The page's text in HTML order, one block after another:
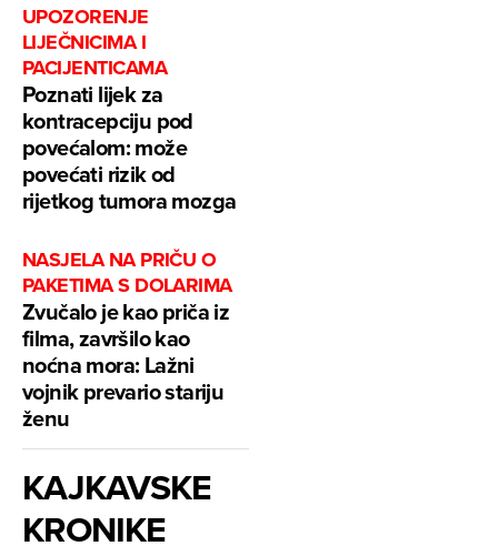
UPOZORENJE
LIJEČNICIMA I
PACIJENTICAMA
Poznati lijek za
kontracepciju pod
povećalom: može
povećati rizik od
rijetkog tumora mozga
NASJELA NA PRIČU O
PAKETIMA S DOLARIMA
Zvučalo je kao priča iz
filma, završilo kao
noćna mora: Lažni
vojnik prevario stariju
ženu
KAJKAVSKE
KRONIKE